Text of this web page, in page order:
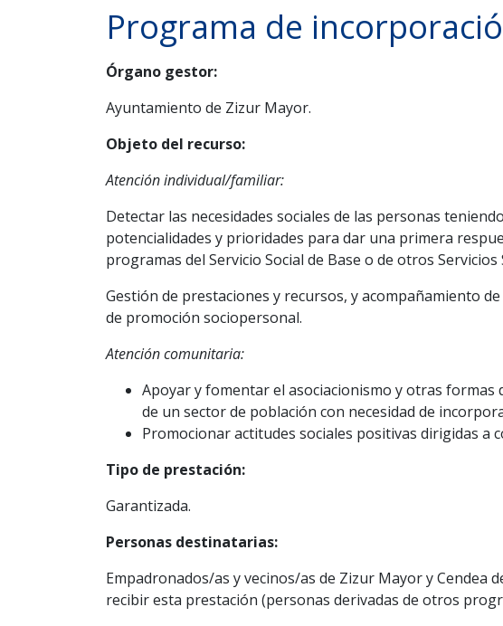
Programa de
Órgano gestor:
Ayuntamiento de Zizur Mayor.
Objeto del recurso:
Atención individual/familiar:
Detectar las necesidades sociales de las personas
potencialidades y prioridades para dar una primera
programas del Servicio Social de Base o de otros Servicios
Gestión de prestaciones y recursos, y acompañamiento
de promoción sociopersonal.
Atención comunitaria:
Apoyar y fomentar el asociacionismo y otras
de un sector de población con necesidad de
Promocionar actitudes sociales positivas dirigidas a
Tipo de prestación:
Garantizada.
Personas destinatarias:
Empadronados/as y vecinos/as de Zizur Mayor y Cendea
recibir esta prestación (personas derivadas de otros